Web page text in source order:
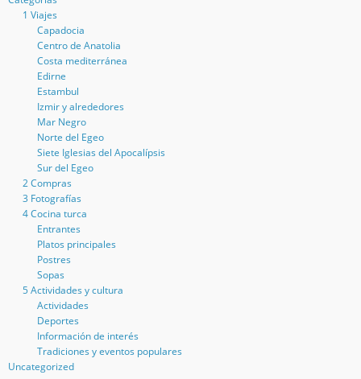
1 Viajes
Capadocia
Centro de Anatolia
Costa mediterránea
Edirne
Estambul
Izmir y alrededores
Mar Negro
Norte del Egeo
Siete Iglesias del Apocalípsis
Sur del Egeo
2 Compras
3 Fotografías
4 Cocina turca
Entrantes
Platos principales
Postres
Sopas
5 Actividades y cultura
Actividades
Deportes
Información de interés
Tradiciones y eventos populares
Uncategorized